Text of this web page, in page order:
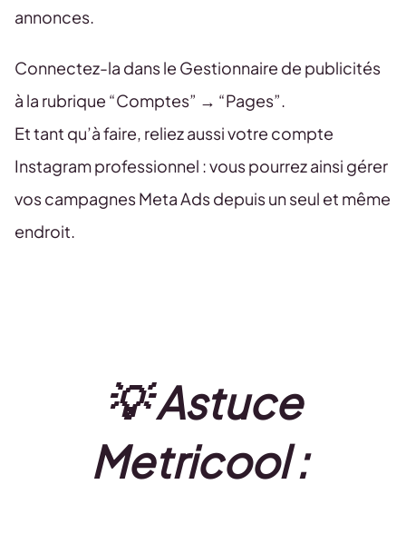
annonces.
Connectez-la dans le Gestionnaire de publicités
à la rubrique “Comptes” → “Pages”.
Et tant qu’à faire, reliez aussi votre compte
Instagram professionnel : vous pourrez ainsi gérer
vos campagnes Meta Ads depuis un seul et même
endroit.
💡 Astuce
Metricool :